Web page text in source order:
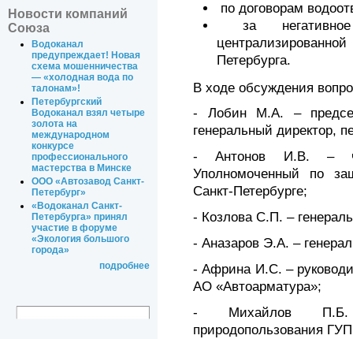
Новости компаний
Союза
Водоканал
предупреждает! Новая
схема мошенничества
— «холодная вода по
талонам»!
Петербургский
Водоканал взял четыре
золота на
международном
конкурсе
профессионального
мастерства в Минске
ООО «Автозавод Санкт-
Петербург»
«Водоканал Санкт-
Петербурга» принял
участие в форуме
«Экология большого
города»
подробнее
по договорам
за
Петербурга.
В ходе обсуждения
- Лобин М.А. –
генеральный директор,
- Антонов И.В. –
Уполномоченный по
Санкт-Петербурге;
- Козлова С.П. –
- Аназаров Э.А. –
- Африна И.С. –
АО «Автоарматура»;
- Михайлов П.Б.
природопользования